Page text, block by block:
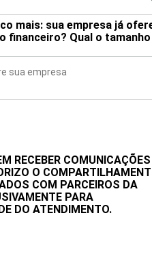
mais: sua empresa já
financeiro? Qual o
RECEBER
O
COM PARCEIROS DA
PARA
DO ATENDIMENTO.